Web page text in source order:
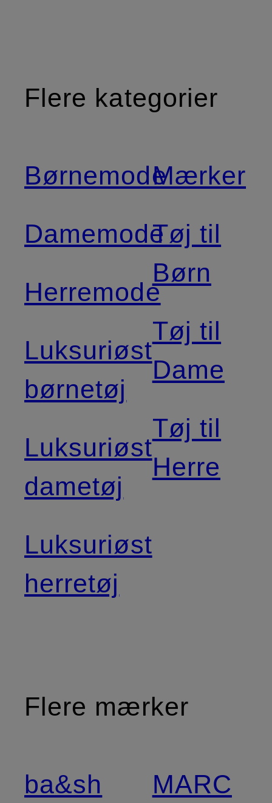
Flere kategorier
Børnemode
Damemode
Herremode
Luksuriøst
børnetøj
Luksuriøst
dametøj
Luksuriøst
herretøj
Mærker
Tøj til
Børn
Tøj til
Dame
Tøj til
Herre
Flere mærker
ba&sh
MARC